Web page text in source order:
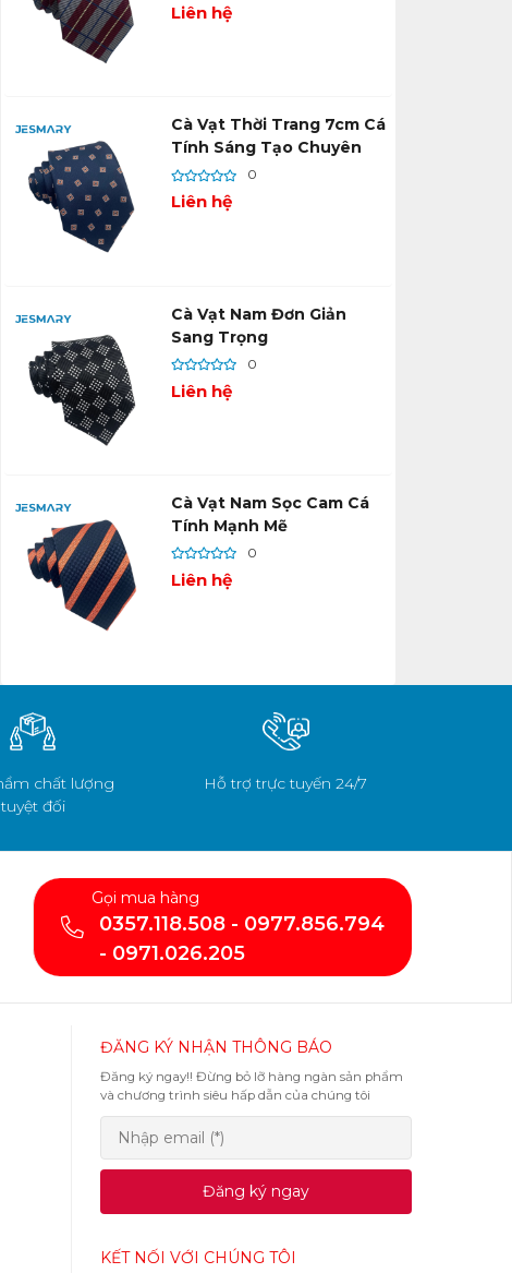
Liên hệ
Cà Vạt Thời Trang 7cm Cá
Tính Sáng Tạo Chuyên
Nghiệp
0
Liên hệ
Cà Vạt Nam Đơn Giản
Sang Trọng
0
Liên hệ
Cà Vạt Nam Sọc Cam Cá
Tính Mạnh Mẽ
0
Liên hệ
chất lượng
tuyệt đối
Hỗ trợ trực tuyến 24/7
Gọi mua hàng
0357.118.508 - 0977.856.794
- 0971.026.205
ĐĂNG KÝ NHẬN THÔNG BÁO
Đăng ký ngay!! Đừng bỏ lỡ hàng ngàn sản phẩm
và chương trình siêu hấp dẫn của chúng tôi
Đăng ký ngay
KẾT NỐI VỚI CHÚNG TÔI